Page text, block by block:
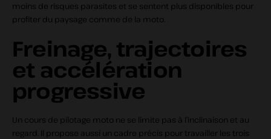
moins de risques parasites et se sentent plus disponibles pour
profiter du paysage comme de la moto.
Freinage, trajectoires
et accélération
progressive
Un cours de pilotage moto ne se limite pas à l’inclinaison et au
regard. Il propose aussi un cadre précis pour travailler les trois